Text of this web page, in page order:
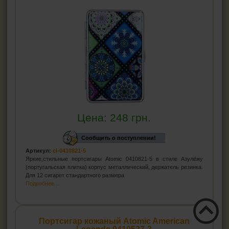
Цена: 248 грн.
Сообщить о поступлении!
Артикул: cl-0410821-5
Яркие,стильные портсигары Atomic 0410821-5 в стиле Азуле́жу
(португальская плитка) корпус металлический, держатель резинка.
Для 12 сигарет стандартного размера
Подробнее...
Портсигар кожаный Atomic American